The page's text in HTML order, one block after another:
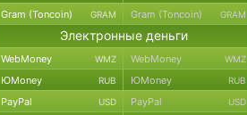
Gram (Toncoin) GRAM Gram (Toncoin) GRAM
Электронные деньги
WebMoney WMZ WebMoney WMZ
ЮMoney RUB ЮMoney RUB
PayPal USD PayPal USD